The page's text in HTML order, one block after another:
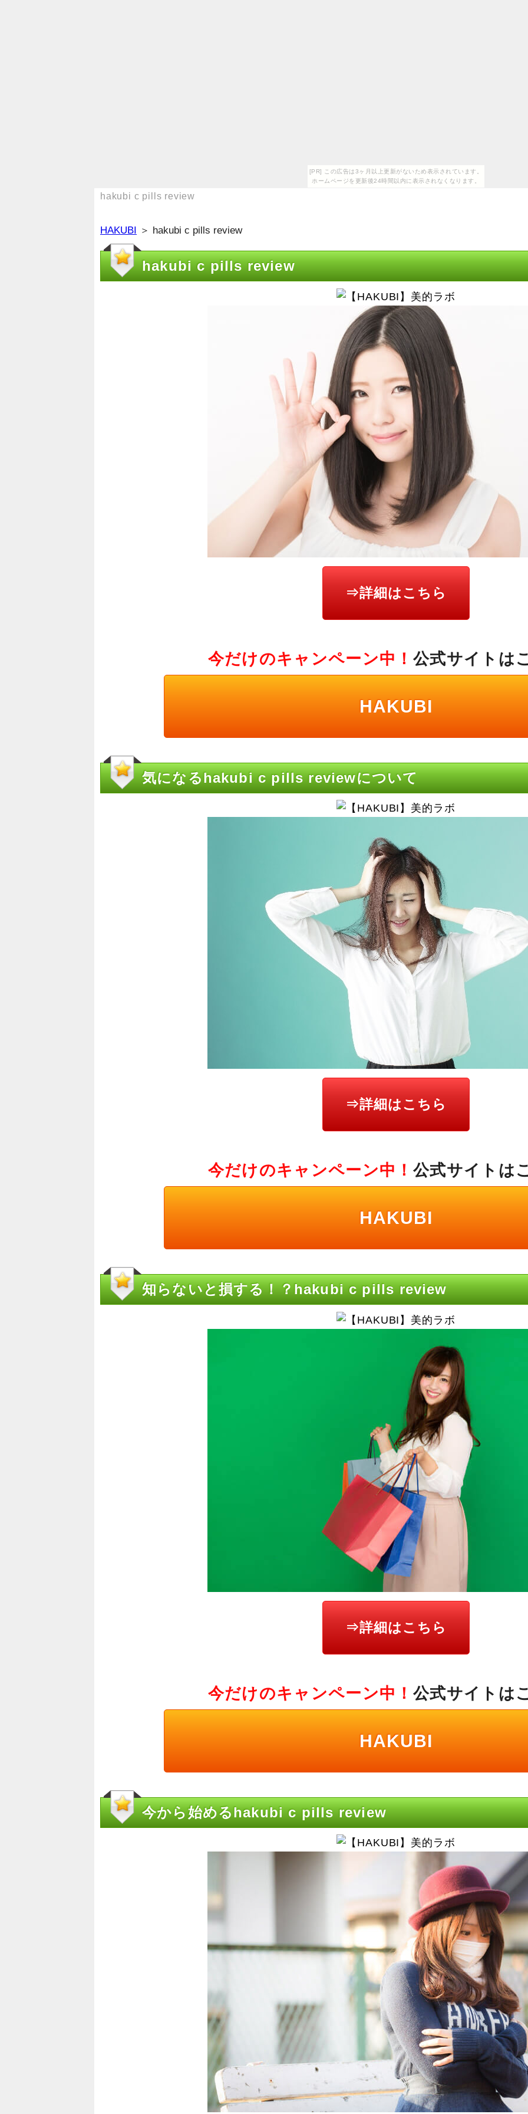
[PR] この広告は3ヶ月以上更新がないため表示されています。
ホームページを更新後24時間以内に表示されなくなります。
hakubi c pills review
HAKUBI ＞ hakubi c pills review
hakubi c pills review
⇒詳細はこちら
今だけのキャンペーン中！ 公式サイトは
HAKUBI
気になるhakubi c pills reviewについて
⇒詳細はこちら
今だけのキャンペーン中！ 公式サイトは
HAKUBI
知らないと損する！？hakubi c pills review
⇒詳細はこちら
今だけのキャンペーン中！ 公式サイトは
HAKUBI
今から始めるhakubi c pills review